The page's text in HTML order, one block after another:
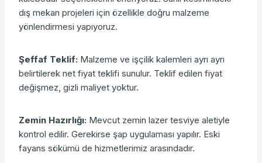
dış mekan projeleri için özellikle doğru malzeme
yönlendirmesi yapıyoruz.
Şeffaf Teklif: Malzeme ve işçilik kalemleri ayrı ayrı
belirtilerek net fiyat teklifi sunulur. Teklif edilen fiyat
değişmez, gizli maliyet yoktur.
Zemin Hazırlığı: Mevcut zemin lazer tesviye aletiyle
kontrol edilir. Gerekirse şap uygulaması yapılır. Eski
fayans sökümü de hizmetlerimiz arasındadır.